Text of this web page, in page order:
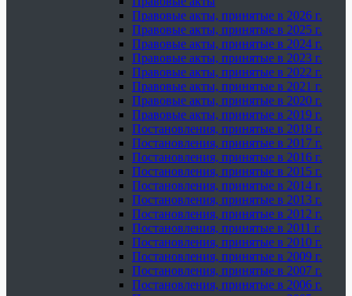
Правовые акты, принятые в 2026 г.
Правовые акты, принятые в 2025 г.
Правовые акты, принятые в 2024 г.
Правовые акты, принятые в 2023 г.
Правовые акты, принятые в 2022 г.
Правовые акты, принятые в 2021 г.
Правовые акты, принятые в 2020 г.
Правовые акты, принятые в 2019 г.
Постановления, принятые в 2018 г.
Постановления, принятые в 2017 г.
Постановления, принятые в 2016 г.
Постановления, принятые в 2015 г.
Постановления, принятые в 2014 г.
Постановления, принятые в 2013 г.
Постановления, принятые в 2012 г.
Постановления, принятые в 2011 г.
Постановления, принятые в 2010 г.
Постановления, принятые в 2009 г.
Постановления, принятые в 2007 г.
Постановления, принятые в 2006 г.